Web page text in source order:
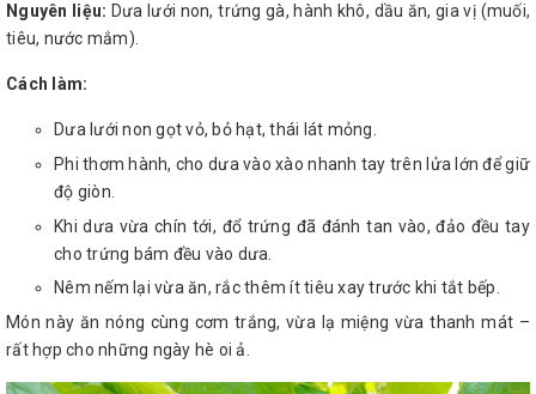
Nguyên liệu: Dưa lưới non, trứng gà, hành khô, dầu ăn, gia vị (muối,
tiêu, nước mắm).
Cách làm:
Dưa lưới non gọt vỏ, bỏ hạt, thái lát mỏng.
Phi thơm hành, cho dưa vào xào nhanh tay trên lửa lớn để giữ
độ giòn.
Khi dưa vừa chín tới, đổ trứng đã đánh tan vào, đảo đều tay
cho trứng bám đều vào dưa.
Nêm nếm lại vừa ăn, rắc thêm ít tiêu xay trước khi tắt bếp.
Món này ăn nóng cùng cơm trắng, vừa lạ miệng vừa thanh mát –
rất hợp cho những ngày hè oi ả.